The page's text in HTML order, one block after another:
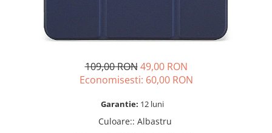
Incarcatoare MacBook
Tastatura MacBook109,00 RON 49,00 RON
Economisesti: 60,00 RON
Garantie: 12 luni
Culoare:: Albastru